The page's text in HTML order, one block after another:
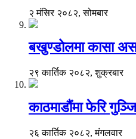
२ मंसिर २०८२, सोमबार
बखुण्डोलमा कासा
२९ कार्तिक २०८२, शुक्रबार
काठमाडौंमा फेरि
२६ कार्तिक २०८२, मंगलवार